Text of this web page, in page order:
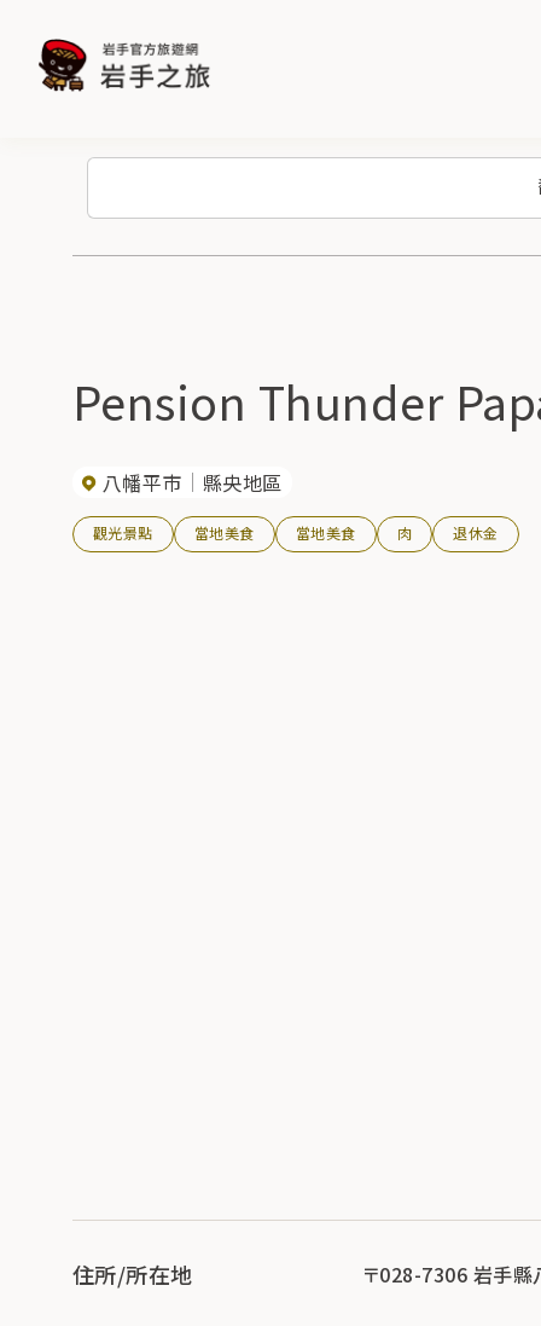
Pension Thunder
八幡平市 縣央地區
觀光景點 當地美食 當地美食 肉 退休金
住所/所在地 〒028-7306 岩手